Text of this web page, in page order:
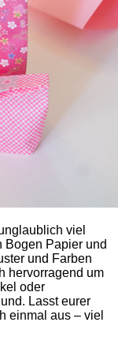
viel
Bogen Papier und
und Farben
hervorragend um
oder
Lasst eurer
einmal aus – viel